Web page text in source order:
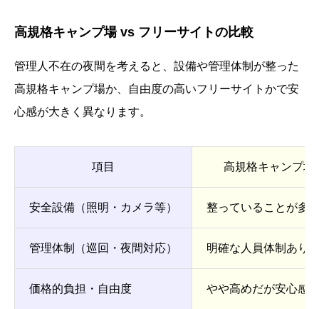
高規格キャンプ場 vs フリーサイトの比較
管理人不在の夜間を考えると、設備や管理体制が整った
高規格キャンプ場か、自由度の高いフリーサイトかで安
心感が大きく異なります。
項目 高規格キャンプ場
安全設備（照明・カメラ等） 整っていることが多
管理体制（巡回・夜間対応） 明確な人員体制あり
価格的負担・自由度 やや高めだが安心感